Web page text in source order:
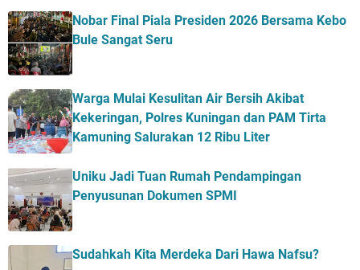
Nobar Final Piala Presiden 2026 Bersama Kebo
Bule Sangat Seru
Warga Mulai Kesulitan Air Bersih Akibat
Kekeringan, Polres Kuningan dan PAM Tirta
Kamuning Salurakan 12 Ribu Liter
Uniku Jadi Tuan Rumah Pendampingan
Penyusunan Dokumen SPMI
Sudahkah Kita Merdeka Dari Hawa Nafsu?